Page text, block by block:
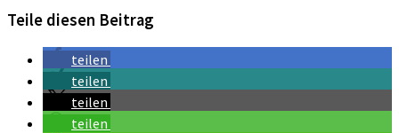
Teile diesen Beitrag
teilen
teilen
teilen
teilen